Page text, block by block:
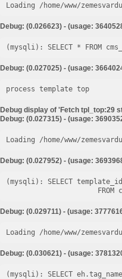
Loading /home/www/
Debug: (0.026623) - (usage:
Debug: (0.027025) - (usage:
process template top
Debug display of 'Fetch tpl_top:29
Debug: (0.027315) - (usage:
Loading /home/www/
Debug: (0.027952) - (usage:
(mysqli): SELECT
Debug: (0.029711) - (usage:
Loading /home/www/
Debug: (0.030621) - (usage:
(mysqli): SELECT